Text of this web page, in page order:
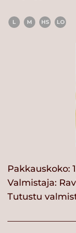
L M HS LO
Pakkauskoko:
Valmistaja:
Tutustu